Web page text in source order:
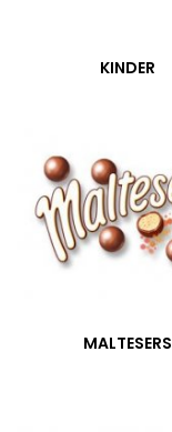
KINDER
MALTESERS